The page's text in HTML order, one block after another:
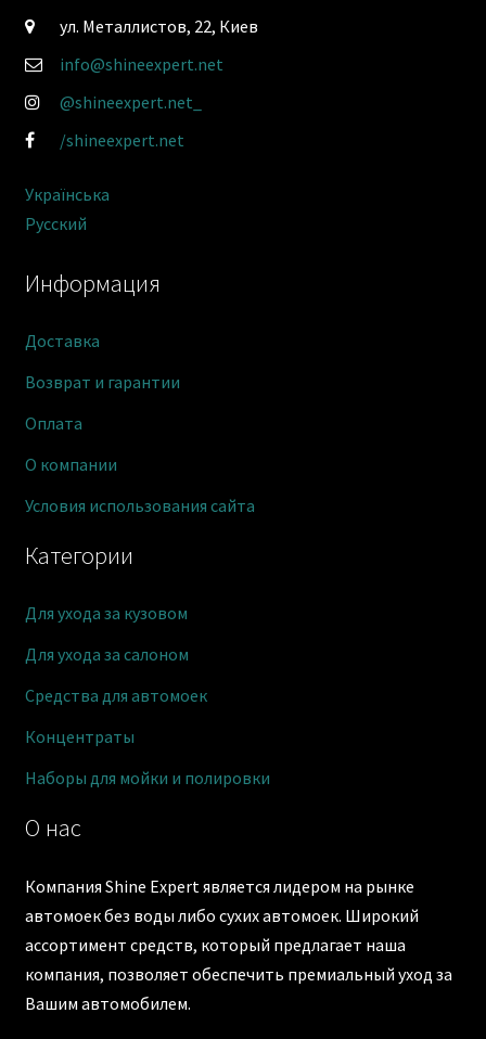
О нас
Компания Shine Expert является лидером на рынке
автомоек без воды либо сухих автомоек. Широкий
ассортимент средств, который предлагает наша
компания, позволяет обеспечить премиальный уход за
Вашим автомобилем.
Категории
Для ухода за кузовом
Для ухода за салоном
Средства для автомоек
Концентраты
Наборы для мойки и полировки
Информация
Доставка
Возврат и гарантии
Оплата
О компании
Условия использования сайта
ул. Металлистов, 22, Киев
info@shineexpert.net
@shineexpert.net_
/shineexpert.net
Українська
Русский